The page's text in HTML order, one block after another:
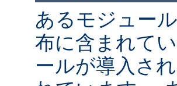
あるモジュー
布に含まれて
ールが導入さ